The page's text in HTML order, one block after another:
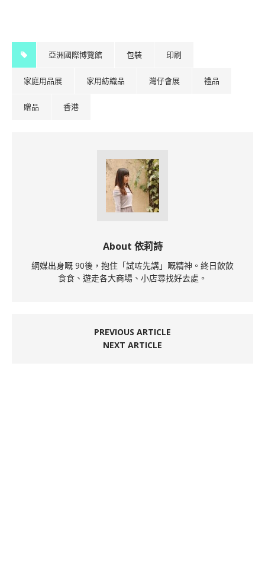
亞洲國際博覽館 包裝 印刷
家庭用品展 家用紡織品 灣仔會展 禮品
贈品 香港
About 依莉詩
網媒出身嘅 90後，抱住「試咗先講」嘅精神。終日飲飲
食食、遊走各大商場、小店尋找好去處。
PREVIOUS ARTICLE
NEXT ARTICLE